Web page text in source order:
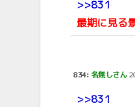
>>831
最期に見る
834:名無しさん
>>831